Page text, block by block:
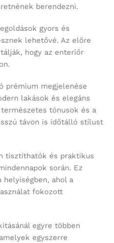
berendezni.
gyors és
lehetővé. Az előre
hogy az enteriőr
prémium megjelenése
lakások és elegáns
természetes tónusok és a
távon is időtálló stílust
tisztíthatók és praktikus
során. Ez
ahol a
fokozott
egyre többen
egyszerre